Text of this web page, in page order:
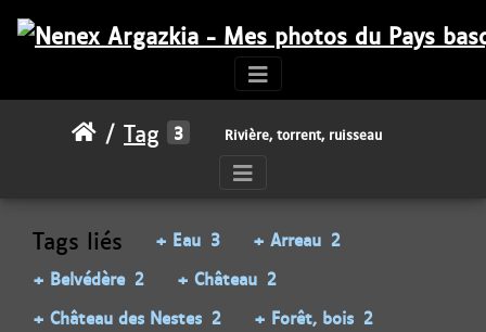
Tag 3 Rivière, torrent, ruisseau
Tags liés + Eau 3 + Arreau 2
+ Belvédère 2 + Château 2
+ Château des Nestes 2 + Forêt, bois 2